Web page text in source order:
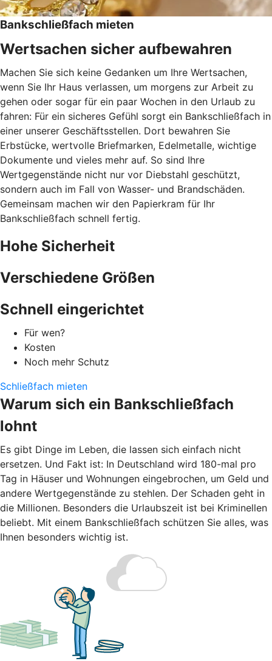
Bankschließfach mieten
Wertsachen sicher aufbewahren
Machen Sie sich keine Gedanken um Ihre Wertsachen,
wenn Sie Ihr Haus verlassen, um morgens zur Arbeit zu
gehen oder sogar für ein paar Wochen in den Urlaub zu
fahren: Für ein sicheres Gefühl sorgt ein Bankschließfach in
einer unserer Geschäftsstellen. Dort bewahren Sie
Erbstücke, wertvolle Briefmarken, Edelmetalle, wichtige
Dokumente und vieles mehr auf. So sind Ihre
Wertgegenstände nicht nur vor Diebstahl geschützt,
sondern auch im Fall von Wasser- und Brandschäden.
Gemeinsam machen wir den Papierkram für Ihr
Bankschließfach schnell fertig.
Hohe Sicherheit
Verschiedene Größen
Schnell eingerichtet
Für wen?
Kosten
Noch mehr Schutz
Schließfach mieten
Warum sich ein Bankschließfach
lohnt
Es gibt Dinge im Leben, die lassen sich einfach nicht
ersetzen. Und Fakt ist: In Deutschland wird 180-mal pro
Tag in Häuser und Wohnungen eingebrochen, um Geld und
andere Wertgegenstände zu stehlen. Der Schaden geht in
die Millionen. Besonders die Urlaubszeit ist bei Kriminellen
beliebt. Mit einem Bankschließfach schützen Sie alles, was
Ihnen besonders wichtig ist.